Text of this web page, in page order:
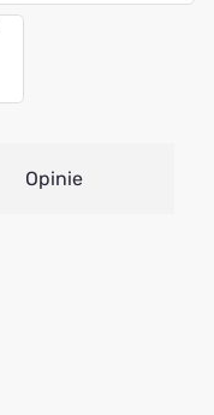
Opinie